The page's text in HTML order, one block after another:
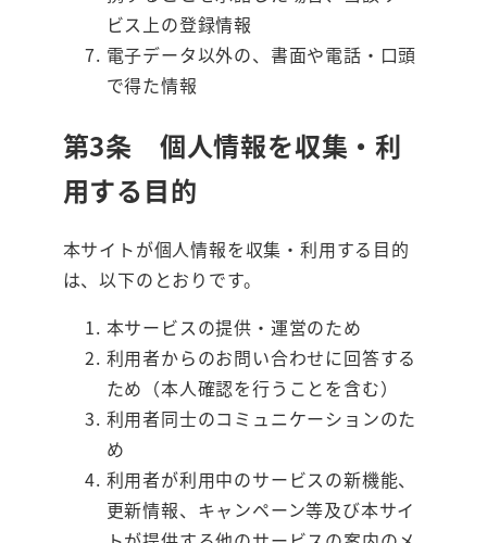
ビス上の登録情報
電子データ以外の、書面や電話・口頭
で得た情報
第3条 個人情報を収集・利
用する目的
本サイトが個人情報を収集・利用する目的
は、以下のとおりです。
本サービスの提供・運営のため
利用者からのお問い合わせに回答する
ため（本人確認を行うことを含む）
利用者同士のコミュニケーションのた
め
利用者が利用中のサービスの新機能、
更新情報、キャンペーン等及び本サイ